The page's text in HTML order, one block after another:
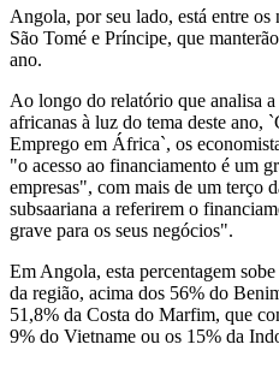
Angola, por seu lado, está entre
São Tomé e Príncipe, que
ano.
Ao longo do relatório que analisa
africanas à luz do tema deste ano,
Emprego em África`, os
"o acesso ao financiamento é um
empresas", com mais de um terço
subsaariana a referirem o
grave para os seus negócios".
Em Angola, esta percentagem
da região, acima dos 56% do
51,8% da Costa do Marfim, que
9% do Vietname ou os 15% da